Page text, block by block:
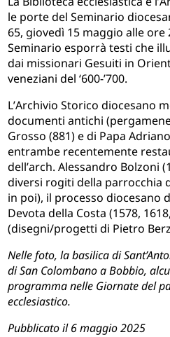
le porte del Seminario
65, giovedì 15 maggio alle ore
Seminario esporrà testi che
dai missionari Gesuiti in
veneziani del‘600-’700.
L’Archivio Storico diocesano
documenti antichi
Grosso (881) e di Papa
entrambe recentemente
dell’arch. Alessandro Bolzoni
diversi rogiti della parrocchia
in poi), il processo diocesano
Devota della Costa (1578,
(disegni/progetti di Pietro
Nelle foto, la basilica di
di San Colombano a Bobbio,
programma nelle Giornate del
ecclesiastico.
Pubblicato il 6 maggio 2025